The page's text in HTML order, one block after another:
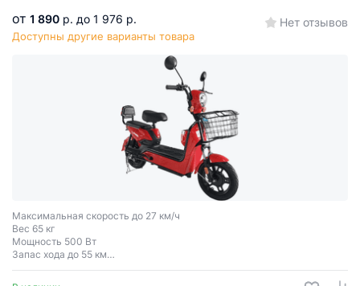
от 1 890 р. до 1 976 р.
Доступны другие варианты товара
Нет отзывов
Максимальная скорость до 27 км/ч
Вес 65 кг
Мощность 500 Вт
Запас хода до 55 км
Грузоподъёмность до 180 кг